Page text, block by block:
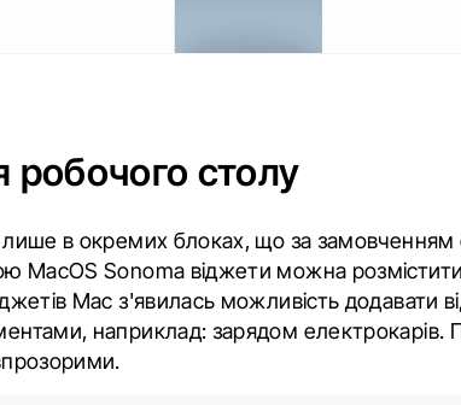
робочого столу
в окремих блоках, що за замовченням
MacOS Sonoma віджети можна
Mac з'явилась можливість додавати
наприклад: зарядом електрокарів.